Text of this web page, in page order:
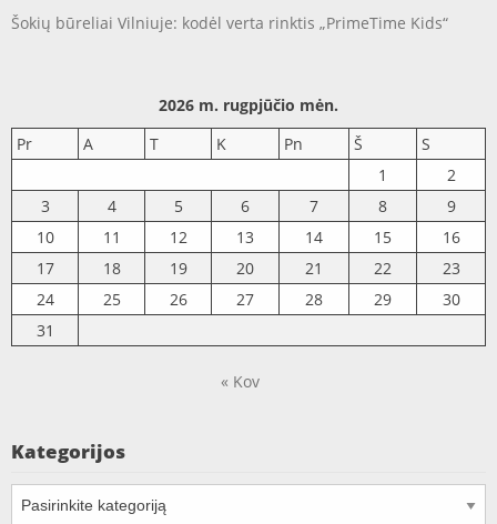
Šokių būreliai Vilniuje: kodėl verta rinktis „PrimeTime Kids“
2026 m. rugpjūčio mėn.
Pr
A T K Pn Š
S
1
2
3
4 5 6 7 8
9
10
11 12 13 14 15
16
17
18 19 20 21 22
23
24
25 26 27 28 29
30
31
« Kov
Kategorijos